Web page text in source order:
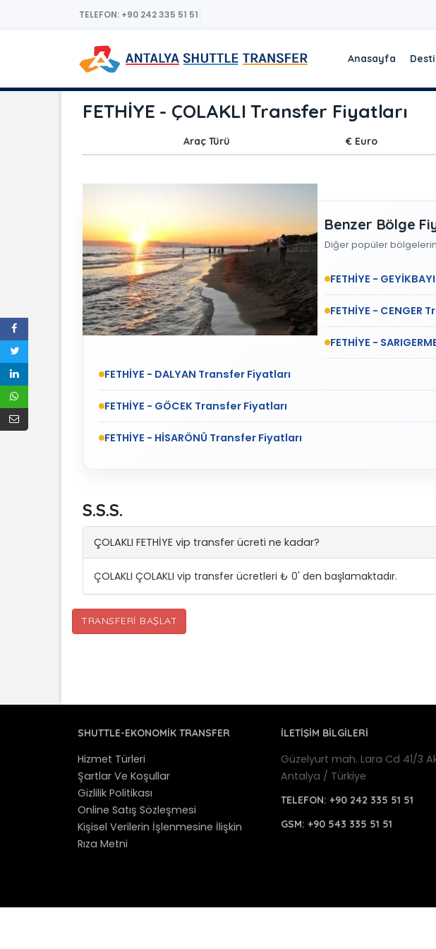
TELEFON: +90 242 335 51 51
Anasayfa
FETHİYE - ÇOLAKLI Transfer Fiyatları
Araç Türü € Euro
Benzer Bölge
Diğer popüler bölgelerin
FETHİYE -
FETHİYE - CENGER
FETHİYE -
FETHİYE - DALYAN Transfer Fiyatları
FETHİYE - GÖCEK Transfer Fiyatları
FETHİYE - HİSARÖNÜ Transfer Fiyatları
S.S.S.
ÇOLAKLI FETHİYE vip transfer ücreti ne kadar?
ÇOLAKLI ÇOLAKLI vip transfer ücretleri ₺ 0' den başlamaktadır.
TRANSFERI BAŞLAT
SHUTTLE-EKONOMIK TRANSFER
Hizmet Türleri
Şartlar Ve Koşullar
Gizlilik Politikası
Online Satış Sözleşmesi
Kişisel Verilerin İşlenmesine İlişkin
Rıza Metni
İLETİŞİM BİLGİLERİ
Güzelyurt mah. Lara Cd 41/3
Antalya / Türkiye
TELEFON:+90 242 335 51 51
GSM:+90 543 335 51 51